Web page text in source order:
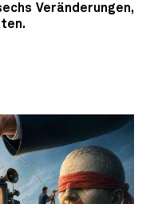
Veränderungen,